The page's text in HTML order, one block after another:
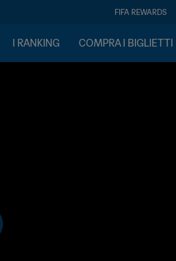
FIFA REWARDS
I RANKING COMPRA I BIGLIETTI